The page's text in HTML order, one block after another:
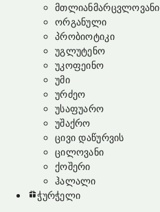
მთლიანმარცვლოვანი
ორგანული
პრობიოტიკი
უგლუტენო
უკოფეინო
უმი
ურძეო
უსაფუარო
უშაქრო
ცივი დაწურვის
ცილოვანი
ქოშერი
ჰალალი
ჭურჭელი